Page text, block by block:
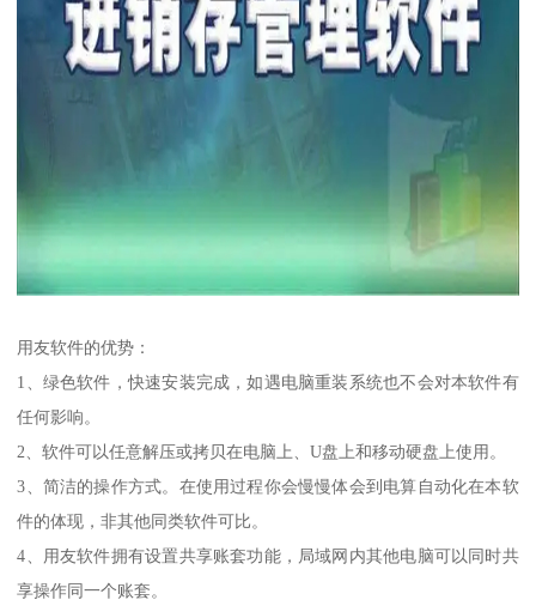
用友软件的优势：
1、绿色软件，快速安装完成，如遇电脑重装系统也不会对本软件有
任何影响。
2、软件可以任意解压或拷贝在电脑上、U盘上和移动硬盘上使用。
3、简洁的操作方式。在使用过程你会慢慢体会到电算自动化在本软
件的体现，非其他同类软件可比。
4、用友软件拥有设置共享账套功能，局域网内其他电脑可以同时共
享操作同一个账套。